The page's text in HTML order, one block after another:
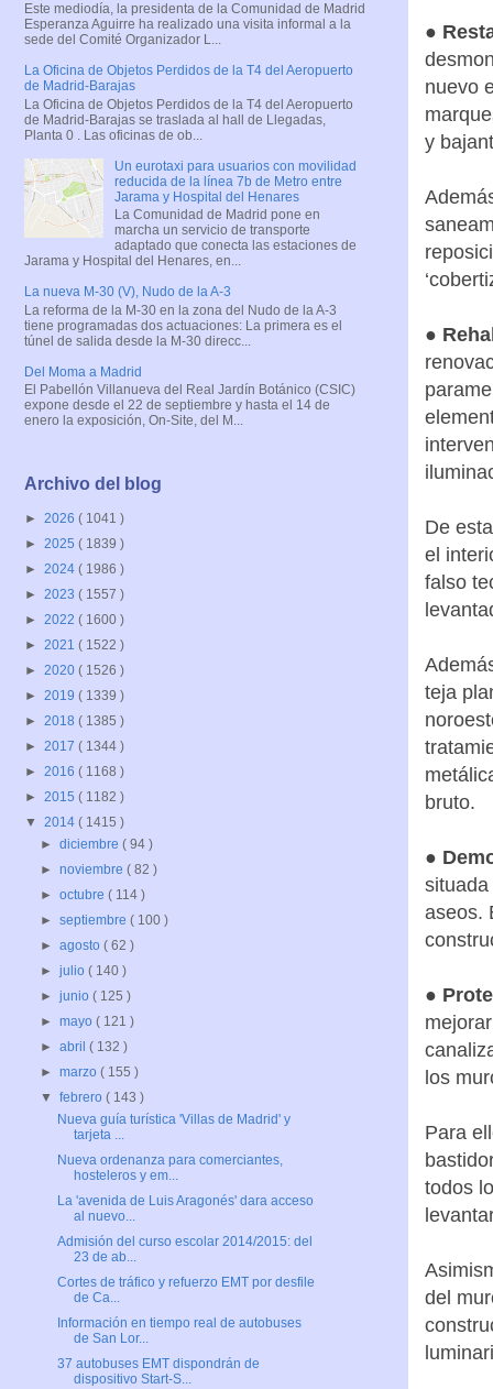
●
nuevo
y
●
De
el
falso
teja
bruto.
●
aseos.
●
los
Para
todos
del
Este mediodía, la presidenta de la Comunidad de Madrid
Esperanza Aguirre ha realizado una visita informal a la
sede del Comité Organizador L...
La Oficina de Objetos Perdidos de la T4 del Aeropuerto
de Madrid-Barajas
La Oficina de Objetos Perdidos de la T4 del Aeropuerto
de Madrid-Barajas se traslada al hall de Llegadas,
Planta 0 . Las oficinas de ob...
Un eurotaxi para usuarios con movilidad
reducida de la línea 7b de Metro entre
Jarama y Hospital del Henares
La Comunidad de Madrid pone en
marcha un servicio de transporte
adaptado que conecta las estaciones de
Jarama y Hospital del Henares, en...
La nueva M-30 (V), Nudo de la A-3
La reforma de la M-30 en la zona del Nudo de la A-3
tiene programadas dos actuaciones: La primera es el
túnel de salida desde la M-30 direcc...
Del Moma a Madrid
El Pabellón Villanueva del Real Jardín Botánico (CSIC)
expone desde el 22 de septiembre y hasta el 14 de
enero la exposición, On-Site, del M...
Archivo del blog
► 2026 ( 1041 )
► 2025 ( 1839 )
► 2024 ( 1986 )
► 2023 ( 1557 )
► 2022 ( 1600 )
► 2021 ( 1522 )
► 2020 ( 1526 )
► 2019 ( 1339 )
► 2018 ( 1385 )
► 2017 ( 1344 )
► 2016 ( 1168 )
► 2015 ( 1182 )
▼ 2014 ( 1415 )
►diciembre( 94 )
►noviembre( 82 )
►octubre( 114 )
►septiembre( 100 )
►agosto( 62 )
►julio( 140 )
►junio( 125 )
►mayo( 121 )
►abril( 132 )
►marzo( 155 )
▼febrero( 143 )
Nueva guía turística 'Villas de Madrid' y
tarjeta ...
Nueva ordenanza para comerciantes,
hosteleros y em...
La 'avenida de Luis Aragonés' dara acceso
al nuevo...
Admisión del curso escolar 2014/2015: del
23 de ab...
Cortes de tráfico y refuerzo EMT por desfile
de Ca...
Información en tiempo real de autobuses
de San Lor...
37 autobuses EMT dispondrán de
dispositivo Start-S...